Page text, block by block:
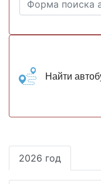
Найти
2026 год